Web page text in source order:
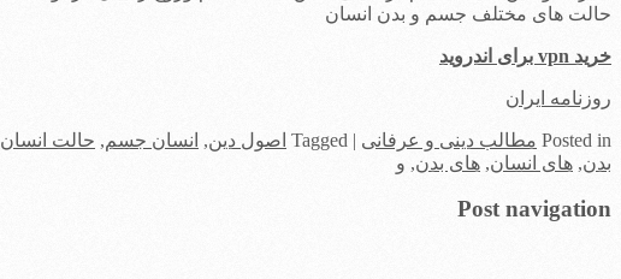
حالت های مختلف جسم و بدن انسان
خرید vpn برای اندروید
روزنامه ایران
Posted in مطالب دینی و عرفانی |
Tagged اصول دین, انسان جسم, حالت انسان
بدن, های انسان, های بدن, و
Post navigation